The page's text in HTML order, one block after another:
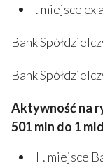
I. miejsce ex
Bank
Bank
Aktywność na
501 mln do 1
III. miejsce